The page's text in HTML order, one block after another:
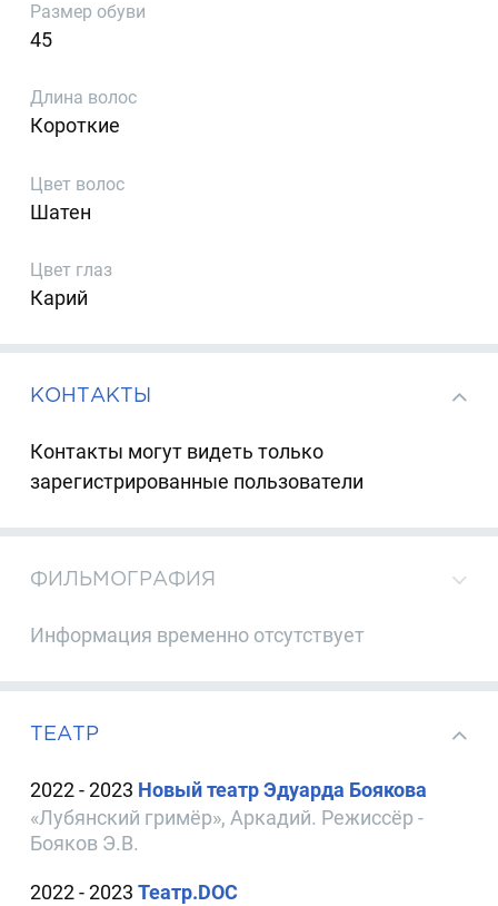
Размер обуви
45
Длина волос
Короткие
Цвет волос
Шатен
Цвет глаз
Карий
КОНТАКТЫ
Контакты могут видеть только
зарегистрированные пользователи
ФИЛЬМОГРАФИЯ
Информация временно отсутствует
ТЕАТР
2022 - 2023 Новый театр Эдуарда Боякова
«Лубянский гримёр», Аркадий. Режиссёр -
Бояков Э.В.
2022 - 2023Театр.DOC